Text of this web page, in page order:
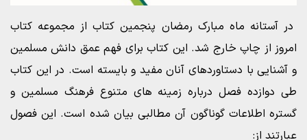
در آستانه ماه مبارک رمضان پنجمین کتاب از مجموعه کتاب
امروز از چاپ خارج شد. این کتاب برای فهم عمق دانش مسلمین
و آشنایی با دستاوردهای آنان مفید و بایسته است. در این کتاب
طی دوازده فصل درباره زمینه های متنوع فرهنگ مسلمین و
گستره اطلاعات گوناگون آن مطالبی بیان شده است. این فصول
عبارتند از: